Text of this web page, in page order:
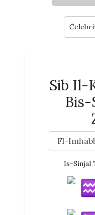
Sib Il-
Bis-
Is-Sinjal